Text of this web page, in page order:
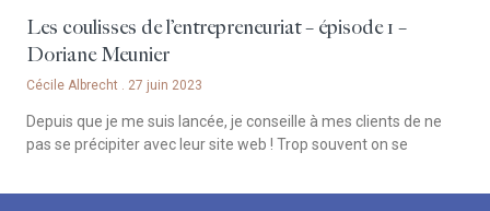
Les coulisses de l’entrepreneuriat – épisode 1 –
Doriane Meunier
Cécile Albrecht 27 juin 2023
Depuis que je me suis lancée, je conseille à mes clients de ne
pas se précipiter avec leur site web ! Trop souvent on se